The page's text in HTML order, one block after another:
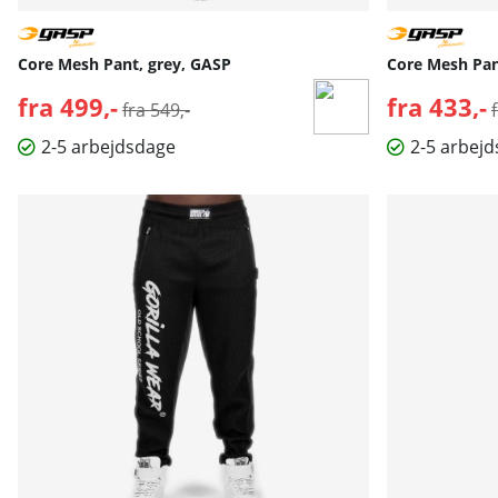
Core Mesh Pant, grey, GASP
fra 499,-Normalpris:
fra 549,-
2-5 arbejdsdage
Core Mesh
fra 433,-
2-5